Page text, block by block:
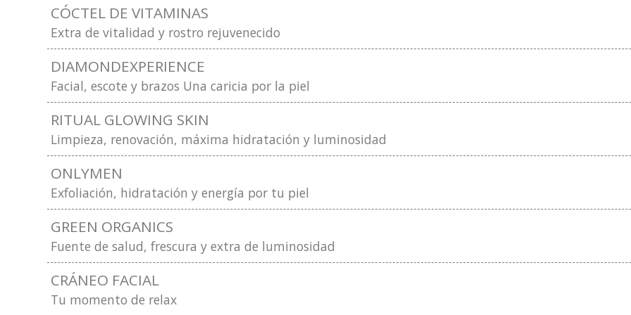
CÓCTEL DE VITAMINAS
Extra de vitalidad y rostro rejuvenecido
DIAMONDEXPERIENCE
Facial, escote y brazos Una caricia por la piel
RITUAL GLOWING SKIN
Limpieza, renovación, máxima hidratación y luminosidad
ONLYMEN
Exfoliación, hidratación y energía por tu piel
GREEN ORGANICS
Fuente de salud, frescura y extra de luminosidad
CRÁNEO FACIAL
Tu momento de relax